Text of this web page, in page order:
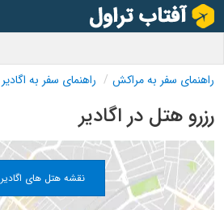
راهنمای سفر به مراکش راهنمای سفر به اگادیر
رزرو هتل در اگادیر
نقشه هتل های اگادیر